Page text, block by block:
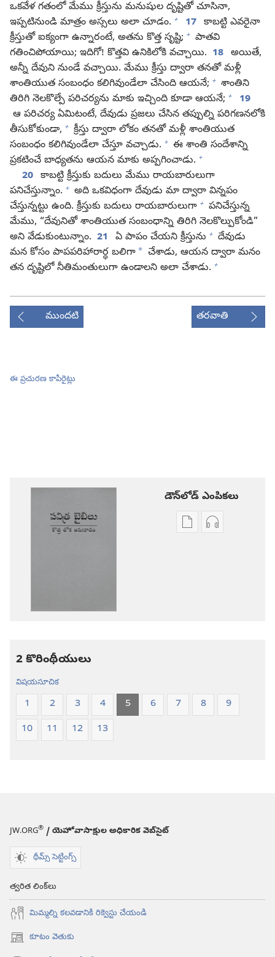
ఒకవేళ గతంలో మేము క్రీస్తును మనుషుల దృష్టితో చూసినా,
ఇప్పటినుండి మాత్రం అస్సలు అలా చూడం. + 17 కాబట్టి ఎవరైనా
క్రీస్తుతో ఐక్యంగా ఉన్నారంటే, అతను కొత్త సృష్టి; + పాతవి
గతించిపోయాయి; ఇదిగో! కొత్తవి ఉనికిలోకి వచ్చాయి. 18 అయితే,
అన్నీ దేవుని నుండే వచ్చాయి. మేము క్రీస్తు ద్వారా తనతో మళ్లీ
శాంతియుత సంబంధం కలిగివుండేలా చేసింది ఆయనే; + శాంతిని
తిరిగి నెలకొల్పే పరిచర్యను మాకు ఇచ్చింది కూడా ఆయనే; +
19
ఆ పరిచర్య ఏమిటంటే, దేవుడు ప్రజలు చేసిన తప్పుల్ని పరిగణనలోకి
తీసుకోకుండా, + క్రీస్తు ద్వారా లోకం తనతో మళ్లీ శాంతియుత
సంబంధం కలిగివుండేలా చేస్తూ వచ్చాడు. + ఈ శాంతి సందేశాన్ని
ప్రకటించే బాధ్యతను ఆయన మాకు అప్పగించాడు. +
20 కాబట్టి క్రీస్తుకు బదులు మేము రాయబారులుగా
పనిచేస్తున్నాం. + అది ఒకవిధంగా దేవుడు మా ద్వారా విన్నపం
చేస్తున్నట్టు ఉంది. క్రీస్తుకు బదులు రాయబారులుగా + పనిచేస్తున్న
మేము, “దేవునితో శాంతియుత సంబంధాన్ని తిరిగి నెలకొల్పుకోండి”
అని వేడుకుంటున్నాం. 21 ఏ పాపం చేయని క్రీస్తును + దేవుడు
మన కోసం పాపపరిహారార్థ బలిగా * చేశాడు, ఆయన ద్వారా మనం
తన దృష్టిలో నీతిమంతులుగా ఉండాలని అలా చేశాడు. +
ముందటి తరవాతి
ఈ ప్రచురణ కాపీరైట్లు
డౌన్‌లోడ్‌ ఎంపికలు
ప్రచురణలఆడియో
2 కొరింథీయులు
విషయసూచిక
1 2 3 4 5 6 7 8
9
10
11 12 13
JW.ORG® / యెహోవాసాక్షుల అధికారిక వెబ్‌సైట్‌
థీమ్స్ సెట్టింగ్స్
త్వరిత లింక్‌లు
మిమ్మల్ని కలవడానికి రిక్వెస్టు చేయండి
కూటం వెతుకు
(కొత్త